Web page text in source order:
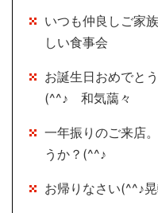
いつも仲良しご家
しい食事会
お誕生日おめでと
(^^♪ 和気藹々
一年振りのご来店
うか？(^^♪
お帰りなさい(^^♪